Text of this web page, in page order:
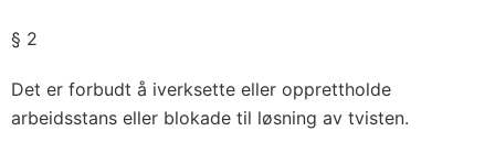
§ 2
Det er forbudt å iverksette eller opprettholde
arbeidsstans eller blokade til løsning av tvisten.